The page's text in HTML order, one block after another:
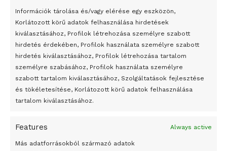
Információk tárolása és/vagy elérése egy eszközön,
Korlátozott körű adatok felhasználása hirdetések
kiválasztásához, Profilok létrehozása személyre szabott
hirdetés érdekében, Profilok használata személyre szabott
hirdetés kiválasztásához, Profilok létrehozása tartalom
személyre szabásához, Profilok használata személyre
szabott tartalom kiválasztásához, Szolgáltatások fejlesztése
és tökéletesítése, Korlátozott körű adatok felhasználása
tartalom kiválasztásához.
Features Always active
Más adatforrásokból származó adatok
Átmenetileg szünetelnek az összecsapások Bahmutnál
Egy vagyonért adták el Banksy művét miután elégették.
Az 1950-ben elhunyt alkotók művei szabadon
felhasználhatóvá válnak
Peking – A visegrádi országok zsidó kulturális örökségét
bemutató fotókiállítás nyílt